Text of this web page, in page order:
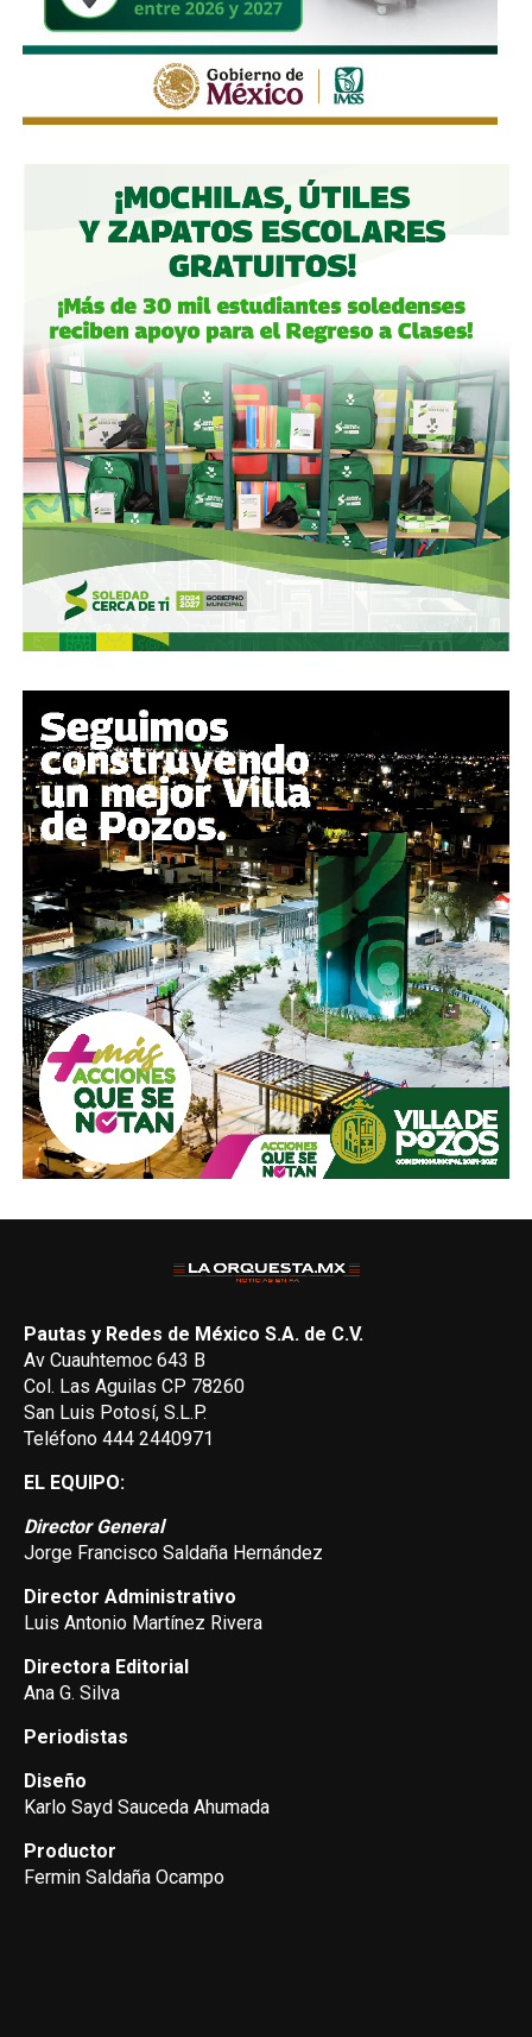
Pautas y Redes de México S.A. de C.V.
Av Cuauhtemoc 643 B
Col. Las Aguilas CP 78260
San Luis Potosí, S.L.P.
Teléfono 444 2440971
EL EQUIPO:
Director General
Jorge Francisco Saldaña Hernández
Director Administrativo
Luis Antonio Martínez Rivera
Directora Editorial
Ana G. Silva
Periodistas
Diseño
Karlo Sayd Sauceda Ahumada
Productor
Fermin Saldaña Ocampo